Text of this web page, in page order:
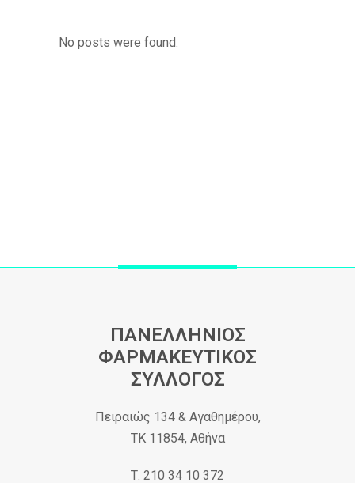
No posts were found.
ΠΑΝΕΛΛΗΝΙΟΣ
ΦΑΡΜΑΚΕΥΤΙΚΟΣ
ΣΥΛΛΟΓΟΣ
Πειραιώς 134 & Αγαθημέρου,
ΤΚ 11854, Αθήνα
Τ: 210 34 10 372